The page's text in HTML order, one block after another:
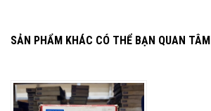
SẢN PHẨM KHÁC CÓ THỂ BẠN QUAN TÂM